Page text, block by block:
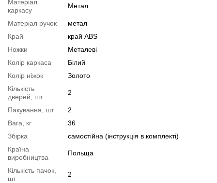
Матеріал
каркасу
Метал
Матеріал ручок
метал
Край
край ABS
Ножки
Металеві
Колір каркаса
Білий
Колір ніжок
Золото
Кількість
дверей, шт
2
Пакування, шт
2
Вага, кг
36
Збірка
самостійна (інструкція в комплекті)
Країна
виробництва
Польща
Кількість пачок,
шт
2